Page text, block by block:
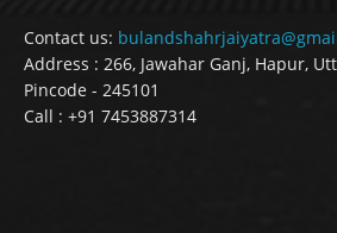
Contact us:
Address : 266, Jawahar Ganj, Hapur,
Pincode - 245101
Call : +91 7453887314